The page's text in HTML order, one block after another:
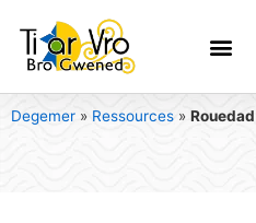
Degemer » Ressources »